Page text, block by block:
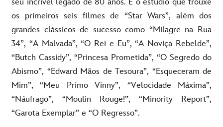
os primeiros seis filmes de “Star Wars”, além dos
grandes clássicos de sucesso como “Milagre na Rua
34”, “A Malvada”, “O Rei e Eu”, “A Noviça Rebelde”,
“Butch Cassidy”, “Princesa Prometida”, “O Segredo do
Abismo”, “Edward Mãos de Tesoura”, “Esqueceram de
Mim”, “Meu Primo Vinny”, “Velocidade Máxima”,
“Náufrago”, “Moulin Rouge!”, “Minority Report”,
“Garota Exemplar” e “O Regresso”.